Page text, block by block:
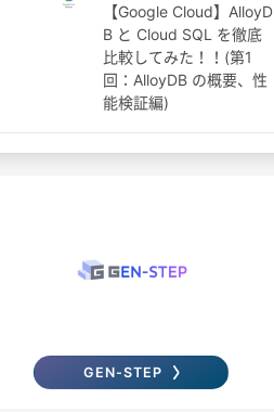
【Google Cloud】AlloyD
B と Cloud SQL を徹底
比較してみた！！(第1
回：AlloyDB の概要、性
能検証編)
GEN-STEP